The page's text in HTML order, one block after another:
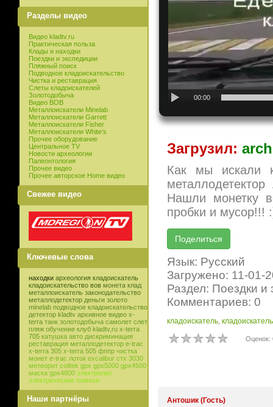
Разделы видео
Видео kladtv.ru
Практическая польза
Клады и находки
Поездки и экспедиции
Пляжный поиск
Подводное кладоискательство
Чистка и реставрация
Слеты кладоискателей
Золотодобыча
Видео ВОВ
Металлоискатели Minelab
Металлоискатели Garrett
Металлоискатели Fisher
Металлоискатели White’s
Прочее оборудование
Центральное TV
Новости археологии
Палеонтология
Прочее видео
Прочее авторское Home видео
Свежее видео
Ключевые слова
находки археология кладоискатель
кладоискательство вов монета клад
металлоискатель законодательство
металлодетектор деньги золото
minelab подводное кладоискательство
детектор kladtv архивное видео x-
terra танк золотодобыча самолет слет
пляж обучение клуб kladtv,ru x-terra
705 катушка авто дискриминация
реставрация металлодетектор e-trac
x-terra 305 x-terra 505 фппр чистка
монет e-trac лоток excalibur стх 3030
метеорит coiltek gpx gpx5000 gpx4500
маска gpx4800 электролиз
электрические помехи
Наши партнёры
00:00
Загрузил:
Как мы искали
Нашли монетку
пробки и мусор!!!
Язык: Русский
Загружено: 11-01-
Раздел: Поездки и
Комментариев: 0
кладоискатель,
Оценок:
Антошик (Гость)